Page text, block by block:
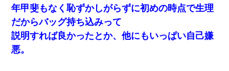
年甲斐もなく恥ずかしがらずに初めの時点で生理
だからバッグ持ち込みって
説明すれば良かったとか、他にもいっぱい自己嫌
悪。